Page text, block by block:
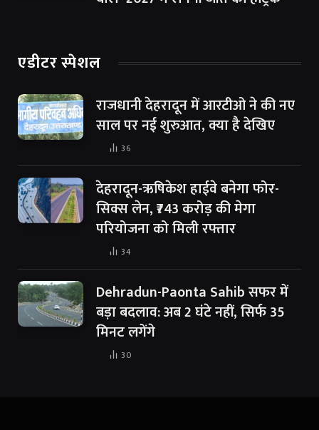
एडीटर स्पेशल
राजधानी देहरादून में आरटीओ ने की नए
साल पर नई शुरुआत, क्या है देखिए
36
देहरादून-ऋषिकेश हाईवे बनेगा फोर-
सिक्स लेन, ₹743 करोड़ की मेगा
परियोजना को मिली रफ्तार
34
Dehradun-Paonta Sahib सफर में
बड़ा बदलाव: अब 2 घंटे नहीं, सिर्फ 35
मिनट लगेंगे
30